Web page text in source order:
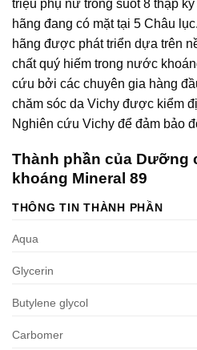
triệu phụ nữ trong suốt 8 thập
hãng đang có mặt tại 5 Châu
hãng được phát triển dựa trên
chất quý hiếm trong nước
cứu bởi các chuyên gia hàng
chăm sóc da Vichy được kiểm
Nghiên cứu Vichy để đảm bảo
Thành phần của Dưỡng
khoáng Mineral 89
THÔNG TIN THÀNH PHẦN
Aqua
Glycerin
Butylene glycol
Carbomer